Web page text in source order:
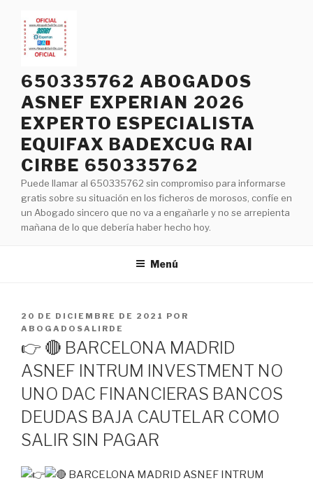
contenido
650335762 ABOGADOS
ASNEF EXPERIAN 2026
EXPERTO ESPECIALISTA
EQUIFAX BADEXCUG RAI
CIRBE 650335762
Puede llamar al 650335762 sin compromiso para informarse
gratis sobre su situación en los ficheros de morosos, confíe en
un Abogado sincero que no va a engañarle y no se arrepienta
mañana de lo que debería haber hecho hoy.
Menú
PUBLICADO
EL
20 DE DICIEMBRE DE 2021 POR
ABOGADOSALIRDE
👉 🔴 BARCELONA MADRID
ASNEF INTRUM INVESTMENT NO
UNO DAC FINANCIERAS BANCOS
DEUDAS BAJA CAUTELAR COMO
SALIR SIN PAGAR
BARCELONA MADRID ASNEF INTRUM